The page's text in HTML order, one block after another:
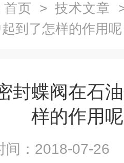
首页 > 技术文章
到了怎样的作用
封蝶阀在石
样的作用
间：2018-07-